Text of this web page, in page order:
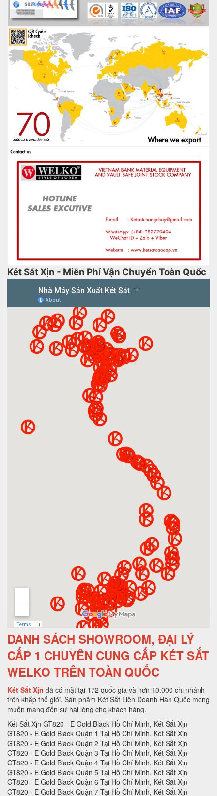
Két Sắt Xịn - Miễn Phí Vận Chuyển Toàn Quốc
DANH SÁCH SHOWROOM, ĐẠI LÝ
CẤP 1 CHUYÊN CUNG CẤP KÉT SẮT
WELKO TRÊN TOÀN QUỐC
Két Sắt Xịn đã có mặt tại 172 quốc gia và hơn 10.000 chi nhánh
trên khắp thế giới. Sản phẩm Két Sắt Liên Doanh Hàn Quốc mong
muốn mang đến sự hài lòng cho khách hàng.
Két Sắt Xịn GT820 - E Gold Black Hồ Chí Minh, Két Sắt Xịn GT820 - E Gold Black Quận 1 Tại Hồ Chí Minh, Két Sắt Xịn GT820 - E Gold Black Quận 2 Tại Hồ Chí Minh, Két Sắt Xịn GT820 - E Gold Black Quận 3 Tại Hồ Chí Minh, Két Sắt Xịn GT820 - E Gold Black Quận 4 Tại Hồ Chí Minh, Két Sắt Xịn GT820 - E Gold Black Quận 5 Tại Hồ Chí Minh, Két Sắt Xịn GT820 - E Gold Black Quận 6 Tại Hồ Chí Minh, Két Sắt Xịn GT820 - E Gold Black Quận 7 Tại Hồ Chí Minh, Két Sắt Xịn GT820 - E Gold Black Quận 9 Tại Hồ Chí Minh, Két Sắt Xịn GT820 - E Gold Black Quận 10 Tại Hồ Chí Minh, Két Sắt Xịn GT820 - E Gold Black Quận 11 Tại Hồ Chí Minh, Két Sắt Xịn GT820 - E Gold Black Quận 12 Tại Hồ Chí Minh, Két Sắt Xịn GT820 - E Gold Black Quận Thủ Đức Tại Hồ Chí Minh, Két Sắt Xịn GT820 - E Gold Black Quận Bình Thạnh Tại Hồ Chí Minh, Két Sắt Xịn GT820 - E Gold Black Quận Gò Vấp Tại Hồ Chí Minh, Két Sắt Xịn GT820 - E Gold Black Quận Phú Nhuận Tại Hồ Chí Minh, Két Sắt Xịn GT820 - E Gold Black Quận Tân Phú Tại Hồ Chí Minh, Két Sắt Xịn GT820 - E Gold Black Quận Bình Tân Tại Hồ Chí Minh, Két Sắt Xịn GT820 - E Gold Black Quận Tân Bình Tại Hồ Chí Minh, Két Sắt Xịn GT820 - E Gold Black Hà Nội, Két Sắt Xịn GT820 - E Gold Black Quận Ba Đình Hà Nội, Két Sắt Xịn GT820 - E Gold Black Quận Hoàn Kiếm Hà Nội, Két Sắt Xịn GT820 - E Gold Black Quận Hai Bà Trưng Hà Nội, Két Sắt Xịn GT820 - E Gold Black Quận Đống Đa Hà Nội, Két Sắt Xịn GT820 - E Gold Black Quận Tây Hồ Hà Nội, Két Sắt Xịn GT820 - E Gold Black Quận Đống Đa Hà Nội, Két Sắt Xịn GT820 - E Gold Black Quận Thanh Xuân Hà Nội, Két Sắt Xịn GT820 - E Gold Black Quận Hoàng Mai Hà Nội, Két Sắt Xịn GT820 - E Gold Black Quận Long Biên Hà Nội, Két Sắt Xịn GT820 - E Gold Black Quận Đống Đa Hà Nội, Két Sắt Xịn GT820 - E Gold Black Huyện Thanh Trì Hà Nội, Két Sắt Xịn GT820 - E Gold Black Huyện Gia Lâm Hà Nội, Két Sắt Xịn GT820 - E Gold Black Huyện Đông Anh Hà Nội, Két Sắt Xịn GT820 - E Gold Black Huyện Sóc Sơn Hà Nội, Két Sắt Xịn GT820 - E Gold Black Quận Hà Đông Hà Nội, Két Sắt Xịn GT820 - E Gold Black Thị xã Sơn Tây Hà Nội, Két Sắt Xịn GT820 - E Gold Black Huyện Ba Vì Hà Nội, Két Sắt Xịn GT820 - E Gold Black Huyện Phúc Thọ Hà Nội, Két Sắt Xịn GT820 - E Gold Black Huyện Thạch Thất Hà Nội, Két Sắt Xịn GT820 - E Gold Black Huyện Quốc Oai Hà Nội, Két Sắt Xịn GT820 - E Gold Black Huyện Chương Mỹ Hà Nội, Két Sắt Xịn GT820 - E Gold Black Huyện Đan Phượng Hà Nội, Két Sắt Xịn GT820 - E Gold Black Huyện Hoài Đức Hà Nội, Két Sắt Xịn GT820 - E Gold Black Huyện Thanh Oai Hà Nội, Két Sắt Xịn GT820 - E Gold Black Huyện Mỹ Đức Hà Nội, Két Sắt Xịn GT820 - E Gold Black Huyện Ứng Hoà Hà Nội, Két Sắt Xịn GT820 - E Gold Black Huyện Thường Tín Hà Nội, Két Sắt Xịn GT820 - E Gold Black Huyện Phú Xuyên Hà Nội, Két Sắt Xịn GT820 - E Gold Black Huyện Mê Linh Hà Nội, Két Sắt Xịn GT820 - E Gold Black Quận Nam Từ Liên Hà Nội, Két Sắt Xịn GT820 - E Gold Black An Giang, Két Sắt Xịn GT820 - E Gold Black Thành phố Long Xuyên Tỉnh An Giang, Két Sắt Xịn GT820 - E Gold Black Thành phố Châu Đốc Tỉnh An Giang, Két Sắt Xịn GT820 - E Gold Black Huyện An Phú Tỉnh An Giang, Két Sắt Xịn GT820 - E Gold Black Thị xã Tân Châu, Két Sắt Xịn GT820 - E Gold Black Huyện Phú Tân, Két Sắt Xịn GT820 - E Gold Black Huyện Châu Phú, Két Sắt Xịn GT820 - E Gold Black Huyện Tịnh Biên, Két Sắt Xịn GT820 - E Gold Black Huyện Tri Tôn, Két Sắt Xịn GT820 - E Gold Black Huyện Châu Thành Tỉnh An Giang, Két Sắt Xịn GT820 - E Gold Black Huyện Chợ Mới Tỉnh An Giang, Két Sắt Xịn GT820 - E Gold Black Huyện Thoại Sơn Tỉnh An Giang, Két Sắt Xịn GT820 - E Gold Black Vũng Tàu, Két Sắt Xịn GT820 - E Gold Black Thành phố Vũng Tàu Tại Bà Rịa - Vũng Tàu, Két Sắt Xịn GT820 - E Gold Black Thành phố Bà Rịa Tại Bà Rịa - Vũng Tàu, Két Sắt Xịn GT820 - E Gold Black Huyện Châu Đức Tại Bà Rịa - Vũng Tàu, Két Sắt Xịn GT820 - E Gold Black Huyện Xuyên Mộc Tại Bà Rịa - Vũng Tàu, Két Sắt Xịn GT820 - E Gold Black Huyện Long Điền Tại Bà Rịa - Két Sắt Xịn GT820 - E Gold Black Cần Thơ, Két Sắt Xịn GT820 - E Gold Black Tại Thành phố Cần Thơ Tỉnh Cần Thơ, Két Sắt Xịn GT820 - E Gold Black Tại Quận Ninh Kiều Tỉnh Cần Thơ, Két Sắt Xịn GT820 - E Gold Black Tại Quận Ô Môn Tỉnh Cần Thơ, Két Sắt Xịn GT820 - E Gold Black Tại Quận Bình Thuỷ Tỉnh Cần Thơ, Két Sắt Xịn GT820 - E Gold Black Tại Quận Cái Răng Tỉnh Cần Thơ, Két Sắt Xịn GT820 - E Gold Black Tại Quận Thốt Nốt Tỉnh Cần Thơ, Két Sắt Xịn GT820 - E Gold Black Tại Huyện Vĩnh Thạnh Tỉnh Cần Thơ, Két Sắt Xịn GT820 - E Gold Black Tại Huyện Cờ Đỏ Tỉnh Cần Thơ, Két Sắt Xịn GT820 - E Gold Black Tại Huyện Phong Điền Tỉnh Cần Thơ, Két Sắt Xịn GT820 - E Gold Black Tại Huyện Thới Lai Tỉnh Cần Thơ, Két Sắt Xịn GT820 - E Gold Black Đà Nẵng, Két Sắt Xịn GT820 - E Gold Black Tại Thành phố Đà Nẵng Tỉnh Đà Nẵng, Két Sắt Xịn GT820 - E Gold Black Tại Quận Liên Chiểu Tỉnh Đà Nẵng, Két Sắt Xịn GT820 - E Gold Black Tại Quận Thanh Khê Tỉnh Đà Nẵng, Két Sắt Xịn GT820 - E Gold Black Tại Quận Hải Châu Tỉnh Đà Nẵng, Két Sắt Xịn GT820 - E Gold Black Tại Quận Sơn Trà Tỉnh Đà Nẵng, Két Sắt Xịn GT820 - E Gold Black Tại Quận Ngũ Hành Sơn Tỉnh Đà Nẵng, Két Sắt Xịn GT820 - E Gold Black Tại Quận Cẩm Lệ Tỉnh Đà Nẵng, Két Sắt Xịn GT820 - E Gold Black TạiHuyện Hòa Vang Tỉnh Đà Nẵng, Két Sắt Xịn GT820 - E Gold Black Đắk Lắk, Két Sắt Xịn GT820 - E Gold Black Tại Thành phố Buôn Ma Thuột Tỉnh Đắk Lắk, Két Sắt Xịn GT820 - E Gold Black Tại Thị xã Buôn Hồ Tỉnh Đắk Lắk, Két Sắt Xịn GT820 - E Gold Black Tại Huyện Buôn Đôn Tỉnh Đắk Lắk, Két Sắt Xịn GT820 - E Gold Black Tại Huyện Cư Kuin Tỉnh Đắk Lắk, Két Sắt Xịn GT820 - E Gold Black Tại Huyện Cư M’gar Tỉnh Đắk Lắk, Két Sắt Xịn GT820 - E Gold Black Tại Huyện Ea H’leo Tỉnh Đắk Lắk, Két Sắt Xịn GT820 - E Gold Black Tại Huyện Ea Kar Tỉnh Đắk Lắk, Két Sắt Xịn GT820 - E Gold Black Tại Huyện Ea Súp Tỉnh Đắk Lắk, Két Sắt Xịn GT820 - E Gold Black Tại Huyện Krông Ana Tỉnh Đắk Lắk, Két Sắt Xịn GT820 - E Gold Black Tại Huyện Krông Bông Tỉnh Đắk Lắk, Két Sắt Xịn GT820 - E Gold Black Tại Huyện Krông Búk Tỉnh Đắk Lắk, Két Sắt Xịn GT820 - E Gold Black Tại Huyện Krông Năng Tỉnh Đắk Lắk, Két Sắt Xịn GT820 - E Gold Black Tại Huyện Krông Pắk Tỉnh Đắk Lắk, Két Sắt Xịn GT820 - E Gold Black Tại Huyện Lắk Tỉnh Đắk Lắk, Két Sắt Xịn GT820 - E Gold Black Tại Huyện M’Đrắk Tỉnh Đắk Lắk, Két Sắt Xịn GT820 - E Gold Black Đắk Nông, Két Sắt Xịn GT820 - E Gold Black Tại Thành phố Gia Nghĩa Tỉnh Đắk Nông, Két Sắt Xịn GT820 - E Gold Black Tại Huyện Cư Jút Tỉnh Đắk Nông, Két Sắt Xịn GT820 - E Gold Black Tại Huyện Đắk Glong Tỉnh Đắk Nông, Két Sắt Xịn GT820 - E Gold Black Tại Huyện Đắk Mil Tỉnh Đắk Nông, Két Sắt Xịn GT820 - E Gold Black Tại Huyện Đắk R’lấp Tỉnh Đắk Nông, Két Sắt Xịn GT820 - E Gold Black Tại Huyện Đắk Song Tỉnh Đắk Nông, Két Sắt Xịn GT820 - E Gold Black Tại Huyện Krông Nô Tỉnh Đắk Nông, Két Sắt Xịn GT820 - E Gold Black Tại Huyện Tuy Đức Tỉnh Đắk Nông, Két Sắt Xịn GT820 - E Gold Black Đồng Nai, Két Sắt Xịn GT820 - E Gold Black Tại Thành phố Biên Hòa Tỉnh Đồng Nai, Két Sắt Xịn GT820 - E Gold Black Tại Thành phố Long Khánh Tỉnh Đồng Nai, Két Sắt Xịn GT820 - E Gold Black Tại Huyện Cẩm Mỹ Tỉnh Đồng Nai, Két Sắt Xịn GT820 - E Gold Black Tại Huyện Định Quán Tỉnh Đồng Nai, Két Sắt Xịn GT820 - E Gold Black Tại Huyện Long Thành Tỉnh Đồng Nai, Két Sắt Xịn GT820 - E Gold Black Tại Huyện Nhơn Trạch Tỉnh Đồng Nai, Két Sắt Xịn GT820 - E Gold Black Tại Huyện Tân Phú Tỉnh Đồng Nai, Két Sắt Xịn GT820 - E Gold Black Tại Huyện Thống Nhất Tỉnh Đồng Nai, Két Sắt Xịn GT820 - E Gold Black Tại Huyện Trảng Bom Tỉnh Đồng Nai, Két Sắt Xịn GT820 - E Gold Black Tại Huyện Vĩnh Cửu Tỉnh Đồng Nai, Két Sắt Xịn GT820 - E Gold Black Tại Huyện Xuân Lộc Tỉnh Đồng Nai, Két Sắt Xịn GT820 - E Gold Black Biên Hòa, Két Sắt Xịn GT820 - E Gold Black Đồng Tháp, Két Sắt Xịn GT820 - E Gold Black Tại Thành phố Cao Lãnh Tỉnh Đồng Tháp, Két Sắt Xịn GT820 - E Gold Black Tại Thành phố Sa Đéc Tỉnh Đồng Tháp, Két Sắt Xịn GT820 - E Gold Black Tại Thị xã Hồng Ngự Tỉnh Đồng Tháp, Két Sắt Xịn GT820 - E Gold Black Tại Huyện Cao Lãnh Tỉnh Đồng Tháp, Két Sắt Xịn GT820 - E Gold Black Tại Huyện Châu Thành Tỉnh Đồng Tháp, Két Sắt Xịn GT820 - E Gold Black Tại Huyện Hồng Ngự Tỉnh Đồng Tháp, Két Sắt Xịn GT820 - E Gold Black Tại Huyện Lai Vung Tỉnh Đồng Tháp, Két Sắt Xịn GT820 - E Gold Black Tại Huyện Lấp Vò Tỉnh Đồng Tháp, Két Sắt Xịn GT820 - E Gold Black Tại Huyện Tam Nông Tỉnh Đồng Tháp, Két Sắt Xịn GT820 - E Gold Black Tại Huyện Tân Hồng Tỉnh Đồng Tháp, Két Sắt Xịn GT820 - E Gold Black Tại Huyện Thanh Bình Tỉnh Đồng Tháp, Két Sắt Xịn GT820 - E Gold Black Tại Huyện Tháp Mười Tỉnh Đồng Tháp, Két Sắt Xịn GT820 - E Gold Black Tại Thành phố Điện Biên Phủ Tỉnh Điện Biên, Két Sắt Xịn GT820 - E Gold Black Tại Thị xã Mường Lay Tỉnh Điện Biên, Két Sắt Xịn GT820 - E Gold Black Tại Huyện Điện Biên Tỉnh Điện Biên, Két Sắt Xịn GT820 - E Gold Black Tại Huyện Điện Biên Đông Tỉnh Điện Biên, Két Sắt Xịn GT820 - E Gold Black Tại Huyện Mường Ảng Tỉnh Điện Biên, Két Sắt Xịn GT820 - E Gold Black Tại Huyện Mường Chà Tỉnh Điện Biên, Két Sắt Xịn GT820 - E Gold Black Tại Huyện Mường Nhé Tỉnh Điện Biên, Két Sắt Xịn GT820 - E Gold Black Tại Huyện Nậm Pồ Tỉnh Điện Biên, Két Sắt Xịn GT820 - E Gold Black Tại Huyện Tủa Chùa Tỉnh Điện Biên, Két Sắt Xịn GT820 - E Gold Black Tại Huyện Tuần Giáo Tỉnh Điện Biên, Két Sắt Xịn GT820 - E Gold Black Điện Biên, Két Sắt Xịn GT820 - E Gold Black Gia Lai, Két Sắt Xịn GT820 - E Gold Black Tại Thành phố Pleiku Tỉnh Gia Lai, Két Sắt Xịn GT820 - E Gold Black Tại Thị xã An Khê Tỉnh Gia Lai, Két Sắt Xịn GT820 - E Gold Black Tại Thị xã Ayun Pa Tỉnh Gia Lai, Két Sắt Xịn GT820 - E Gold Black Tại Huyện Chư Păh Tỉnh Gia Lai, Két Sắt Xịn GT820 - E Gold Black Tại Huyện Chư Prông Tỉnh Gia Lai, Két Sắt Xịn GT820 - E Gold Black Tại Huyện Chư Pưh Tỉnh Gia Lai, Két Sắt Xịn GT820 - E Gold Black Tại Huyện Chư Sê Tỉnh Gia Lai, Két Sắt Xịn GT820 - E Gold Black Tại Huyện Đắk Đoa Tỉnh Gia Lai, Két Sắt Xịn GT820 - E Gold Black Tại Huyện Đak Pơ Tỉnh Gia Lai, Két Sắt Xịn GT820 - E Gold Black Tại Huyện Đức Cơ Tỉnh Gia Lai, Két Sắt Xịn GT820 - E Gold Black Tại Huyện Ia Grai Tỉnh